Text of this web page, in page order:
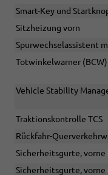
Smart-Key und
Sitzheizung vorn
Spurwechselassistent
Totwinkelwarner
Vehicle Stability
Traktionskontrolle TCS
Rückfahr-
Sicherheitsgurte,
Sicherheitsgurte,